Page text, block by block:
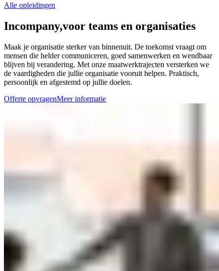
Alle opleidingen
Incompany,voor teams en organisaties
Maak je organisatie sterker van binnenuit. De toekomst vraagt om
mensen die helder communiceren, goed samenwerken en wendbaar
blijven bij verandering. Met onze maatwerktrajecten versterken we
de vaardigheden die jullie organisatie vooruit helpen. Praktisch,
persoonlijk en afgestemd op jullie doelen.
Offerte opvragenMeer informatie